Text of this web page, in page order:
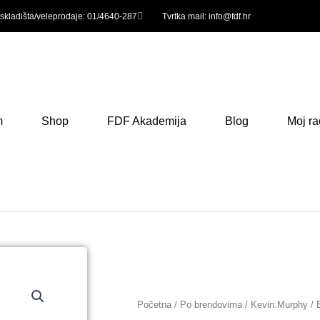
veleprodaje: 01/4640-287 Tvrtka mail: info@fdf.hr
Shop FDF Akademija Blog Moj
Početna / Po brendovima / Kevin.Murphy /